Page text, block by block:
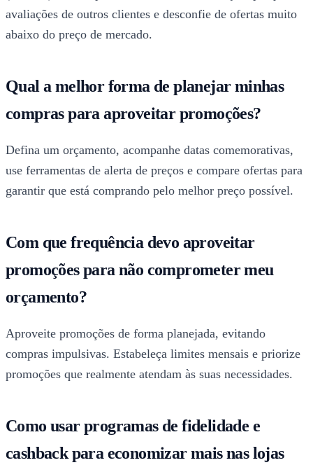
avaliações de outros clientes e desconfie de ofertas muito
abaixo do preço de mercado.
Qual a melhor forma de planejar minhas
compras para aproveitar promoções?
Defina um orçamento, acompanhe datas comemorativas,
use ferramentas de alerta de preços e compare ofertas para
garantir que está comprando pelo melhor preço possível.
Com que frequência devo aproveitar
promoções para não comprometer meu
orçamento?
Aproveite promoções de forma planejada, evitando
compras impulsivas. Estabeleça limites mensais e priorize
promoções que realmente atendam às suas necessidades.
Como usar programas de fidelidade e
cashback para economizar mais nas lojas